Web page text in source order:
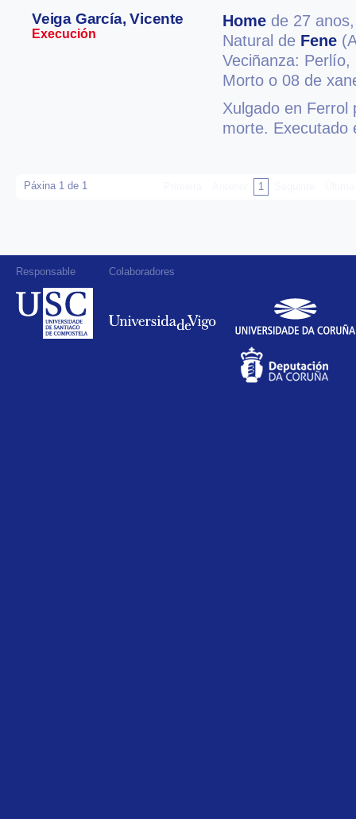
Veiga García, Vicente
Execución
Home de 27
Natural de Fene
Veciñanza: Perlío,
Morto o 08 de
Xulgado en Ferrol
morte. Executado
Páxina 1 de 1 1
Responsable Colaboradores